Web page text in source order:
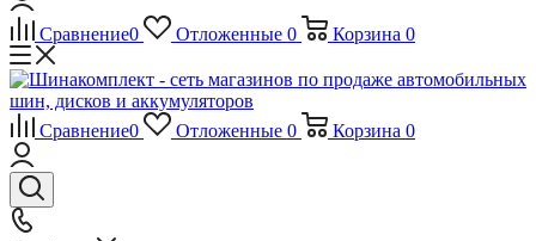
Сравнение0 Отложенные 0 Корзина 0
Сравнение0 Отложенные 0 Корзина 0